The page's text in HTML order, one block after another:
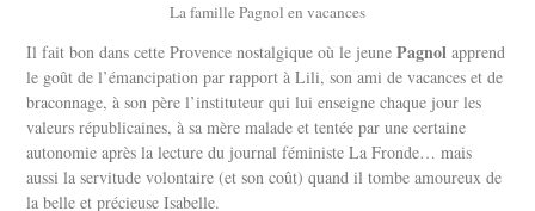
La famille Pagnol en vacances
Il fait bon dans cette Provence nostalgique où le jeunePagnol apprend
le goût de l’émancipation par rapport à Lili, son ami de vacances et de
braconnage, à son père l’instituteur qui lui enseigne chaque jour les
valeurs républicaines, à sa mère malade et tentée par une certaine
autonomie après la lecture du journal féministe La Fronde… mais
aussi la servitude volontaire (et son coût) quand il tombe amoureux de
la belle et précieuse Isabelle.